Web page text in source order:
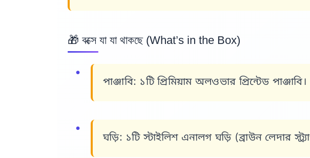
🎁 বক্সে যা যা থাকছে (What’s in the Box)
পাঞ্জাবি: ১টি প্রিমিয়াম অলওভার প্রিন্টেড পাঞ্জাবি।
ঘড়ি: ১টি স্টাইলিশ এনালগ ঘড়ি (ব্রাউন লেদার